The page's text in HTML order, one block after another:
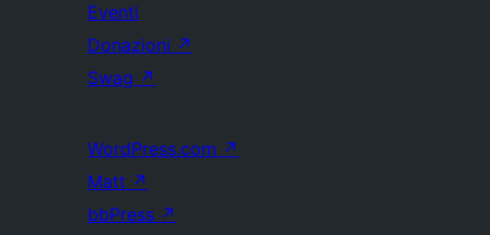
Eventi
Donazioni ↗
Swag ↗
WordPress.com ↗
Matt ↗
bbPress ↗